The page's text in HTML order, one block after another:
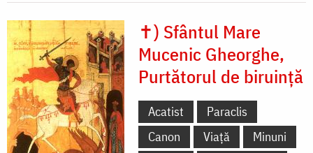
✝) Sfântul Mare
Mucenic Gheorghe,
Purtătorul de biruință
Acatist
Paraclis
Canon
Viață
Minuni